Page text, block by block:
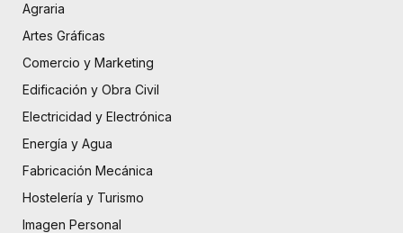
Agraria
Artes Gráficas
Comercio y Marketing
Edificación y Obra Civil
Electricidad y Electrónica
Energía y Agua
Fabricación Mecánica
Hostelería y Turismo
Imagen Personal